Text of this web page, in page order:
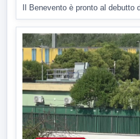
Il Benevento è pronto al